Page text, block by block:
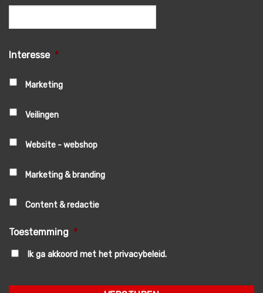
Interesse *
Marketing
Veilingen
Website - webshop
Marketing & branding
Content & redactie
Toestemming *
Ik ga akkoord met het privacybeleid.